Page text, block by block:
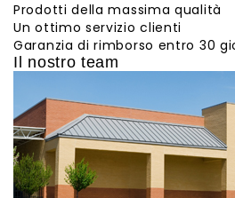
R
I
N
V
S
I
B
I
L
I
Prodotti della massima qualità
Un ottimo servizio clienti
Garanzia di rimborso entro 30
Il nostro team